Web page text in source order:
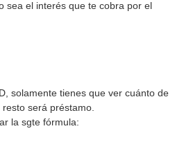
sea el interés que te cobra por el
solamente tienes que ver cuánto de
será préstamo.
la sgte fórmula: